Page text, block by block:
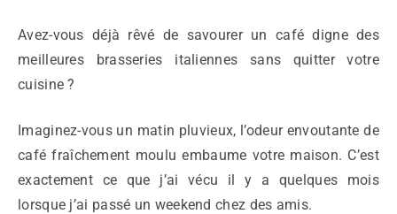
Avez-vous déjà rêvé de savourer un café digne des
meilleures brasseries italiennes sans quitter votre
cuisine ?
Imaginez-vous un matin pluvieux, l’odeur envoutante de
café fraîchement moulu embaume votre maison. C’est
exactement ce que j’ai vécu il y a quelques mois
lorsque j’ai passé un weekend chez des amis.